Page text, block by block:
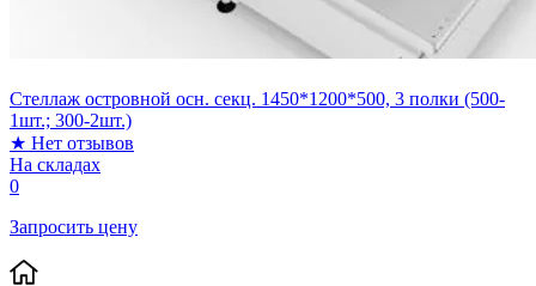
Стеллаж островной осн. секц. 1450*1200*500, 3 полки (500-
1шт.; 300-2шт.)
★ Нет отзывов
На складах
0
Запросить цену